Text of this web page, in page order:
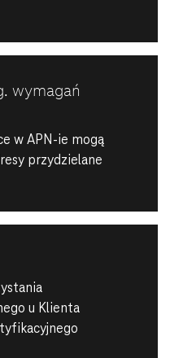
wymagań
w APN-ie mogą
przydzielane
u Klienta